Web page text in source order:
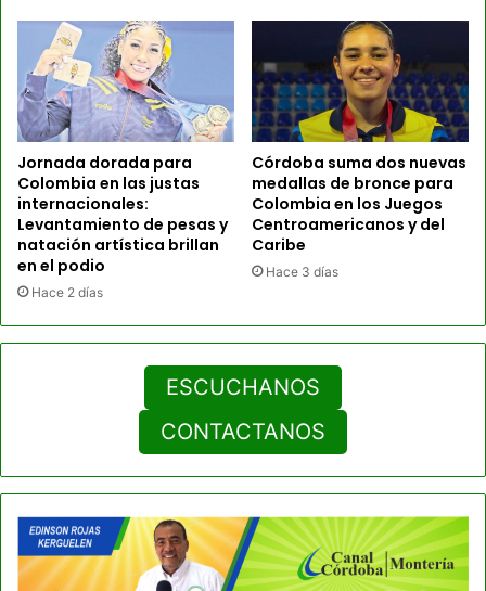
Jornada dorada para
Colombia en las justas
internacionales:
Levantamiento de pesas y
natación artística brillan
en el podio
Hace 2 días
Córdoba suma dos nuevas
medallas de bronce para
Colombia en los Juegos
Centroamericanos y del
Caribe
Hace 3 días
ESCUCHANOS
CONTACTANOS